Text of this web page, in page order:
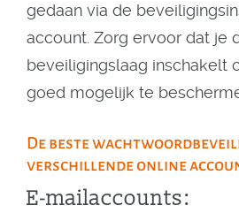
gedaan via de
account. Zorg ervoor dat je
beveiligingslaag inschakelt
goed mogelijk te
De beste
verschillende online
E-mailaccounts: